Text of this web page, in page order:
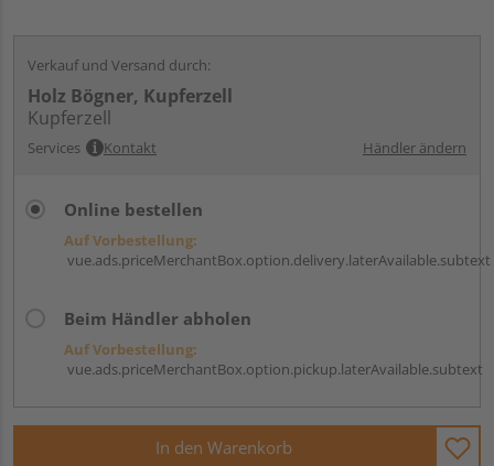
Verkauf und Versand durch:
Holz Bögner, Kupferzell
Kupferzell
Services Kontakt Händler ändern
Online bestellen
Auf Vorbestellung:
vue.ads.priceMerchantBox.option.delivery.laterAvailable.subtext
Beim Händler abholen
Auf Vorbestellung:
vue.ads.priceMerchantBox.option.pickup.laterAvailable.subtext
In den Warenkorb